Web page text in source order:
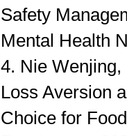
Safety
Mental Health
4. Nie Wenjing,
Loss Aversion
Choice for